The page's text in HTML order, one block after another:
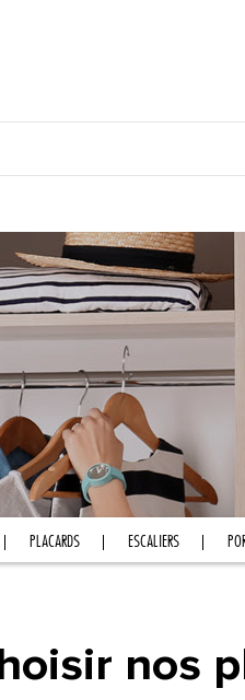
PLACARDS ESCALIERS
nos